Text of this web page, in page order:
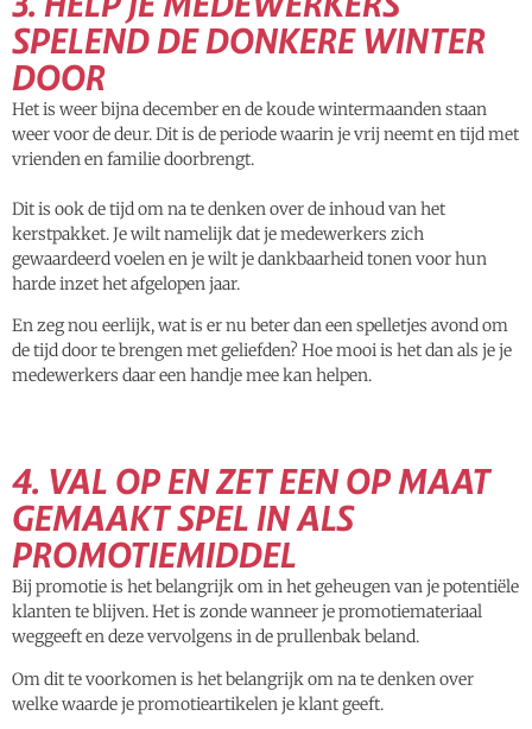
SPELEND DE DONKERE WINTER
DOOR
Het is weer bijna december en de koude wintermaanden staan
weer voor de deur. Dit is de periode waarin je vrij neemt en tijd met
vrienden en familie doorbrengt.
Dit is ook de tijd om na te denken over de inhoud van het
kerstpakket. Je wilt namelijk dat je medewerkers zich
gewaardeerd voelen en je wilt je dankbaarheid tonen voor hun
harde inzet het afgelopen jaar.
En zeg nou eerlijk, wat is er nu beter dan een spelletjes avond om
de tijd door te brengen met geliefden? Hoe mooi is het dan als je je
medewerkers daar een handje mee kan helpen.
4. VAL OP EN ZET EEN OP MAAT
GEMAAKT SPEL IN ALS
PROMOTIEMIDDEL
Bij promotie is het belangrijk om in het geheugen van je potentiële
klanten te blijven. Het is zonde wanneer je promotiemateriaal
weggeeft en deze vervolgens in de prullenbak beland.
Om dit te voorkomen is het belangrijk om na te denken over
welke waarde je promotieartikelen je klant geeft.